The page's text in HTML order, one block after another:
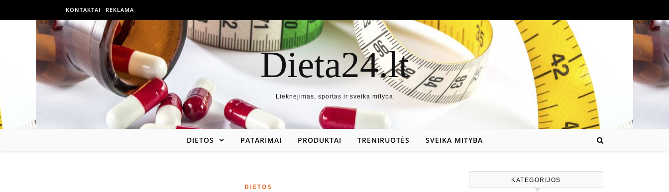
KONTAKTAI REKLAMA
Dieta24.lt
Lieknėjimas, sportas ir sveika mityba
DIETOS PATARIMAI PRODUKTAI TRENIRUOTĖS SVEIKA MITYBA
DIETOS
KATEGORIJOS